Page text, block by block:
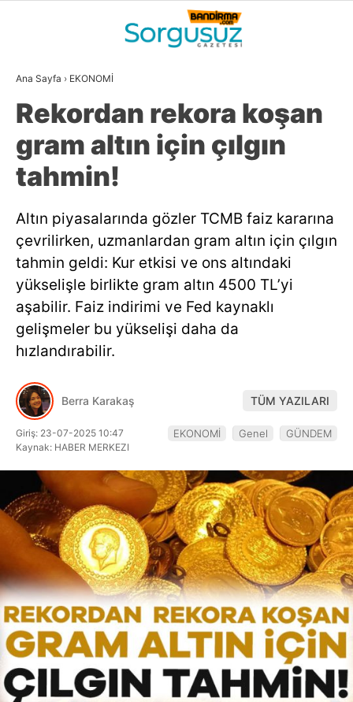
Instagram
Youtube
21.4
BALIKESIR
GALERİ YAZARLAR
DÜNYA
EKONOMİ
SPOR
MAGAZİN
EĞİTİM
DİĞER
Ana Sayfa › EKONOMİ
Rekordan rekora koşan
gram altın için çılgın
tahmin!
Altın piyasalarında gözler TCMB faiz kararına
çevrilirken, uzmanlardan gram altın için çılgın
tahmin geldi: Kur etkisi ve ons altındaki
yükselişle birlikte gram altın 4500 TL’yi
aşabilir. Faiz indirimi ve Fed kaynaklı
gelişmeler bu yükselişi daha da
hızlandırabilir.
Berra Karakaş TÜM YAZILARI
Giriş: 23-07-2025 10:47
Kaynak: HABER MERKEZI
EKONOMİ Genel GÜNDEM